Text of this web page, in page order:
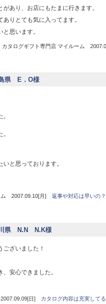
あり、お店にもたまに行きます。
りとても気に入ってます。
思います。
カタログギフト専門店 マイルーム
県 E．O様
と思っております。
ム 2007.09.10[月] 返事や対応は早いの？
川県 N.N N.K様
ざいました！
安心できました。
日] カタログ内容は充実して